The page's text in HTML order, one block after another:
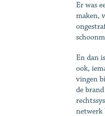
Er was
maken,
En dan
ook,
vingen
de
netwerk